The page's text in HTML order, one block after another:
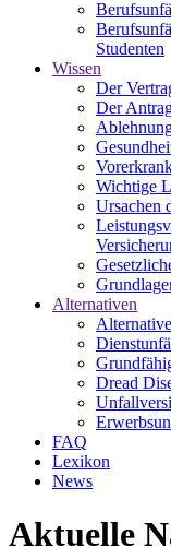
Studenten
Wissen
Der
Der
Wichtige
Ursachen
Alternativen
Dread
FAQ
Lexikon
News
Aktuelle